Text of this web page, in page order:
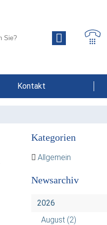
Kontakt
Kategorien
Allgemein
Newsarchiv
2026
August (2)